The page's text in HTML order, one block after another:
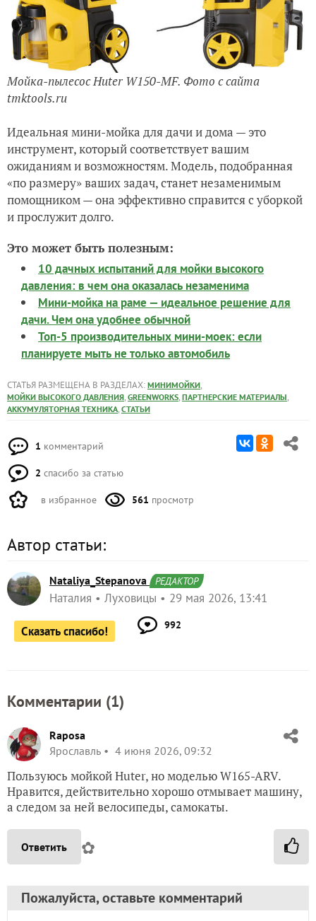
Мойка-пылесос Huter W150-MF. Фото с сайта
tmktools.ru
Идеальная мини-мойка для дачи и дома — это
инструмент, который соответствует вашим
ожиданиям и возможностям. Модель, подобранная
«по размеру» ваших задач, станет незаменимым
помощником — она эффективно справится с уборкой
и прослужит долго.
Это может быть полезным:
10 дачных испытаний для мойки высокого
давления: в чем она оказалась незаменима
Мини-мойка на раме — идеальное решение для
дачи. Чем она удобнее обычной
Топ-5 производительных мини-моек: если
планируете мыть не только автомобиль
СТАТЬЯ РАЗМЕЩЕНА В РАЗДЕЛАХ: МИНИМОЙКИ,
МОЙКИ ВЫСОКОГО ДАВЛЕНИЯ, GREENWORKS, ПАРТНЕРСКИЕ МАТЕРИАЛЫ,
АККУМУЛЯТОРНАЯ ТЕХНИКА, СТАТЬИ
1 комментарий
2 спасибо за статью
в избранное 561 просмотр
Автор статьи:
Nataliya_Stepanova РЕДАКТОР
Наталия Луховицы 29 мая 2026, 13:41
Сказать спасибо! 992
Комментарии (1)
Raposa
Ярославль
4 июня 2026, 09:32
Пользуюсь мойкой Huter, но моделью W165-ARV.
Нравится, действительно хорошо отмывает машину,
а следом за ней велосипеды, самокаты.
Ответить ✿
Пожалуйста, оставьте комментарий